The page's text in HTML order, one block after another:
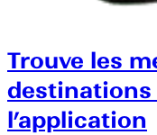
Trouve les
l’application